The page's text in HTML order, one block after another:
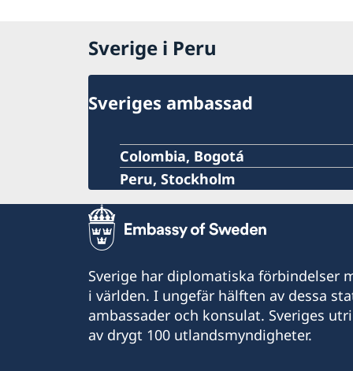
Sverige i Peru
Sveriges ambassad
Colombia, Bogotá
Peru, Stockholm
Sverige har diplomatiska förbindelser
i världen. I ungefär hälften av dessa
ambassader och konsulat. Sveriges
av drygt 100 utlandsmyndigheter.